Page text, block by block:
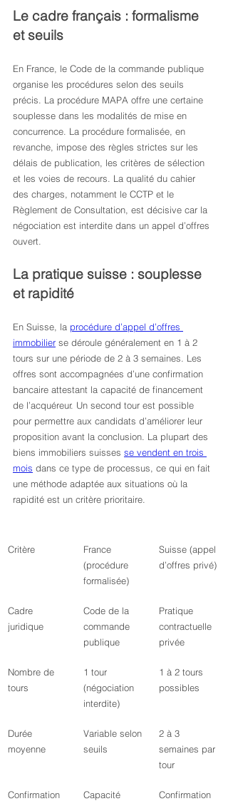
Le cadre français : formalisme
et seuils
En France, le Code de la commande publique
organise les procédures selon des seuils
précis. La procédure MAPA offre une certaine
souplesse dans les modalités de mise en
concurrence. La procédure formalisée, en
revanche, impose des règles strictes sur les
délais de publication, les critères de sélection
et les voies de recours. La qualité du cahier
des charges, notamment le CCTP et le
Règlement de Consultation, est décisive car la
négociation est interdite dans un appel d’offres
ouvert.
La pratique suisse : souplesse
et rapidité
En Suisse, la procédure d’appel d’offres
immobilier se déroule généralement en 1 à 2
tours sur une période de 2 à 3 semaines. Les
offres sont accompagnées d’une confirmation
bancaire attestant la capacité de financement
de l’acquéreur. Un second tour est possible
pour permettre aux candidats d’améliorer leur
proposition avant la conclusion. La plupart des
biens immobiliers suisses se vendent en trois
mois dans ce type de processus, ce qui en fait
une méthode adaptée aux situations où la
rapidité est un critère prioritaire.
Critère
France
(procédure
formalisée)
Suisse (appel
d’offres privé)
Cadre
juridique
Code de la
commande
publique
Pratique
contractuelle
privée
Nombre de
tours
1 tour
(négociation
interdite)
1 à 2 tours
possibles
Durée
moyenne
Variable selon
seuils
2 à 3
semaines par
tour
Confirmation
Capacité
Confirmation